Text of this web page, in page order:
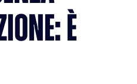
È